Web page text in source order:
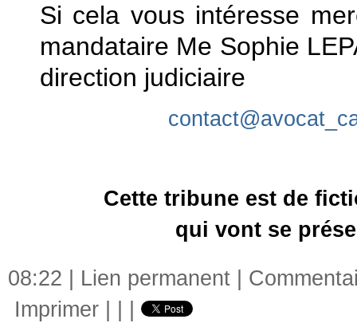
Si cela vous intéresse
mandataire Me Sophie
direction judiciaire
Cette tribune est de
qui vont se
08:22 | Lien permanent
Imprimer